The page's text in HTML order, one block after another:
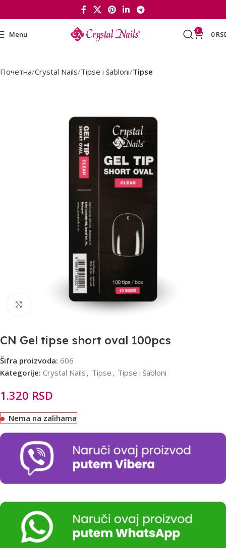
Menu 0 0
Почетна Crystal Nails Tipse i šabloni Tipse
Click to enlarge
CN Gel tipse short oval 100pcs
Šifra proizvoda: 606
Kategorije: Crystal Nails , Tipse , Tipse i šabloni
1.320 RSD
Nema na zalihama